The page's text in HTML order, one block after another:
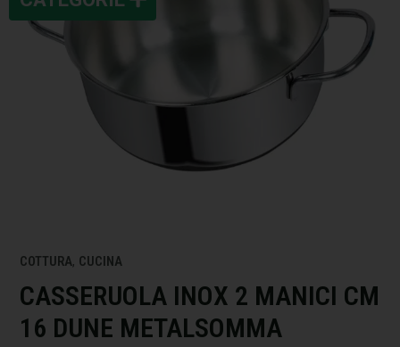
COTTURA, CUCINA
CASSERUOLA INOX 2 MANICI CM
16 DUNE METALSOMMA